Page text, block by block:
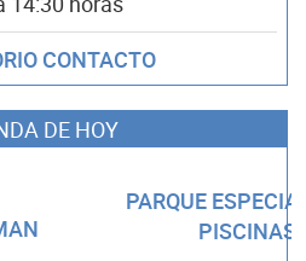
CONTACTO
DE HOY
PARQUE
PISCINAS